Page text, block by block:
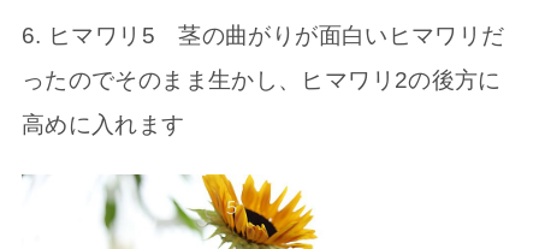
6. ヒマワリ5 茎の曲がりが面白いヒマワリだ
ったのでそのまま生かし、ヒマワリ2の後方に
高めに入れます